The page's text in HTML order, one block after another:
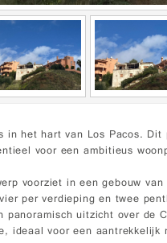
in het hart van Los Pacos.
voor een ambitieus
voorziet in een gebouw
per verdieping en twee
panoramisch uitzicht over de
ideaal voor een aantrekkelijk